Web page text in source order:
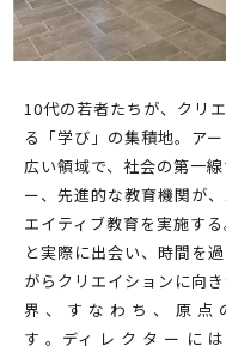
10代の若者たちが、クリ
る「学び」の集積地。ア
広い領域で、社会の第一
ー、先進的な教育機関が
エイティブ教育を実施す
と実際に出会い、時間を
がらクリエイションに向
界 、 す な わ ち 、 原 点
す 。ディ レ ク タ ー に